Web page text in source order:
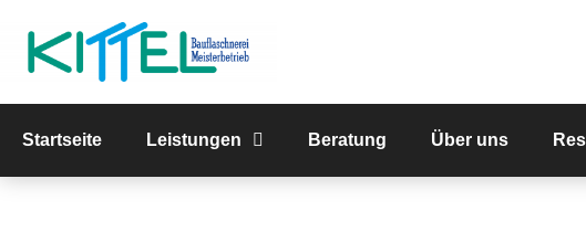
Startseite Leistungen Beratung Über uns